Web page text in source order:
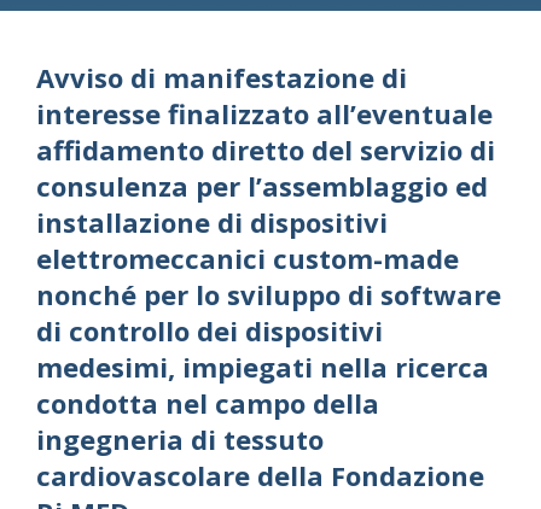
Avviso di manifestazione di
interesse finalizzato all’eventuale
affidamento diretto del servizio di
consulenza per l’assemblaggio ed
installazione di dispositivi
elettromeccanici custom-made
nonché per lo sviluppo di software
di controllo dei dispositivi
medesimi, impiegati nella ricerca
condotta nel campo della
ingegneria di tessuto
cardiovascolare della Fondazione